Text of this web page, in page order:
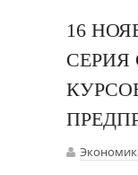
16
СЕРИЯ